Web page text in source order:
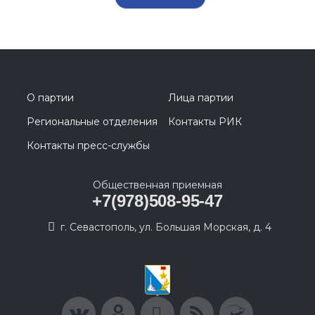
О партии
Лица партии
Региональные отделения
Контакты РИК
Контакты пресс-службы
Общественная приемная
+7(978)508-95-47
г. Севастополь, ул. Большая Морская, д. 4